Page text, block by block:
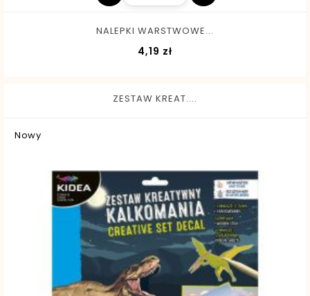
NALEPKI WARSTWOWE...
4,19 złCena
ZESTAW KREAT....
Nowy